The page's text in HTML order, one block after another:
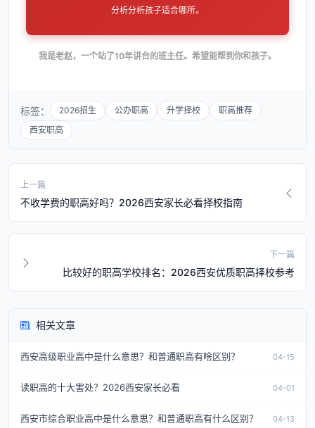
分析分析孩子适合哪所。
我是老赵，一个站了10年讲台的班主任。希望能帮到你和孩子。
标签： 2026招生 公办职高 升学择校
职高推荐
西安职高
上一篇
不收学费的职高好吗？2026西安家长必看择校指南
下一篇
比较好的职高学校排名：2026西安优质职高择校参考
相关文章
西安高级职业高中是什么意思？和普通职高有啥区别？ 04-15
读职高的十大害处？2026西安家长必看 04-01
西安市综合职业高中是什么意思？和普通职高有什么区别？ 04-13